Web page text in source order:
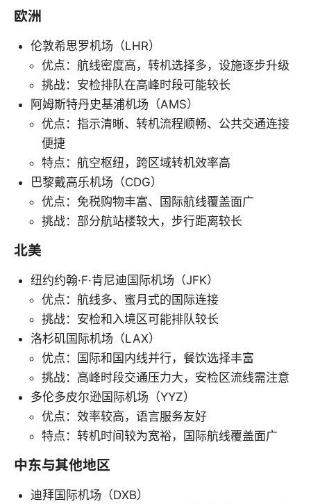
欧洲
伦敦希思罗机场（LHR）
优点：航线密度高，转机选择多，设施逐步升级
挑战：安检排队在高峰时段可能较长
阿姆斯特丹史基浦机场（AMS）
优点：指示清晰、转机流程顺畅、公共交通连接
便捷
特点：航空枢纽，跨区域转机效率高
巴黎戴高乐机场（CDG）
优点：免税购物丰富、国际航线覆盖面广
挑战：部分航站楼较大，步行距离较长
北美
纽约约翰·F·肯尼迪国际机场（JFK）
优点：航线多、蜜月式的国际连接
挑战：安检和入境区可能排队较长
洛杉矶国际机场（LAX）
优点：国际和国内线并行，餐饮选择丰富
挑战：高峰时段交通压力大，安检区流线需注意
多伦多皮尔逊国际机场（YYZ）
优点：效率较高，语言服务友好
特点：转机时间较为宽裕，国际航线覆盖面广
中东与其他地区
迪拜国际机场（DXB）